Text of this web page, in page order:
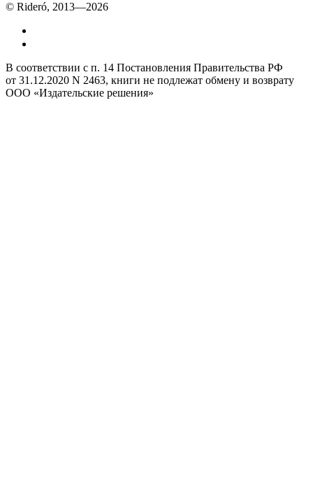
© Rideró, 2013—2026
В соответствии с п. 14 Постановления Правительства РФ
от 31.12.2020 N 2463, книги не подлежат обмену и возврату
ООО «Издательские решения»